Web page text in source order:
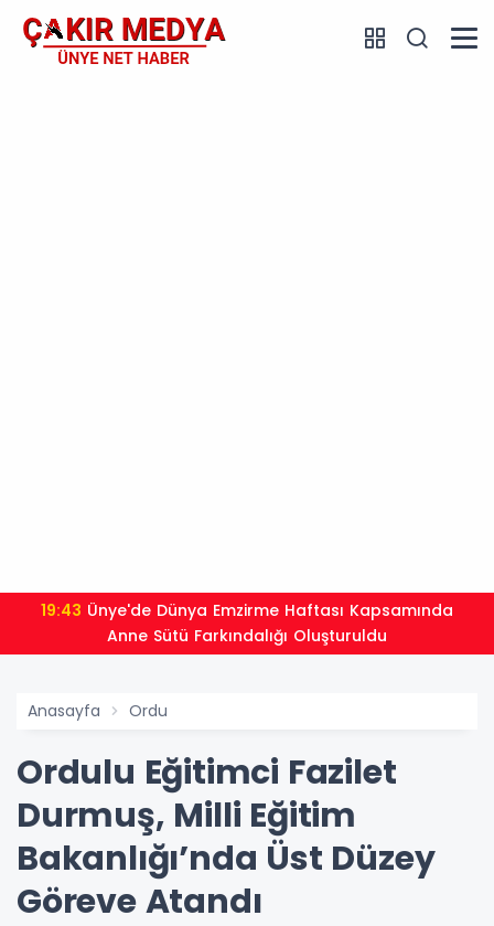
19:43
Anne Sütü Farkındalığı Oluşturuldu
Anasayfa Ordu
Ordulu Eğitimci Fazilet
Durmuş, Milli Eğitim
Bakanlığı’nda Üst Düzey
Göreve Atandı